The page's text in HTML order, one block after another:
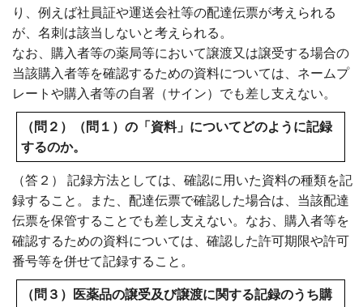
り、例えば社員証や運送会社等の配達伝票が考えられる
が、名刺は該当しないと考えられる。
なお、購入者等の薬局等において譲渡又は譲受する場合の
当該購入者等を確認するための資料については、ネームプ
レートや購入者等の自署（サイン）でも差し支えない。
（問２）（問１）の「資料」についてどのように記録
するのか。
（答２） 記録方法としては、確認に用いた資料の種類を記
録すること。また、配達伝票で確認した場合は、当該配達
伝票を保管することでも差し支えない。なお、購入者等を
確認するための資料については、確認した許可期限や許可
番号等を併せて記録すること。
（問３）医薬品の譲受及び譲渡に関する記録のうち購